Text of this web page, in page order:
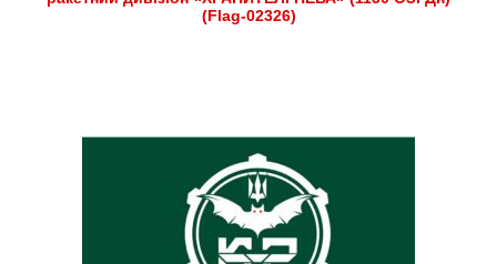
(Flag-02326)